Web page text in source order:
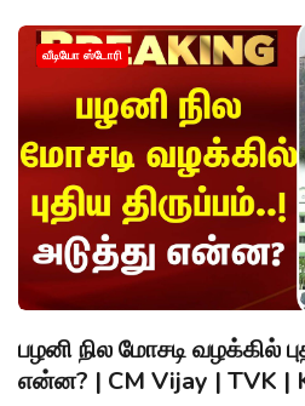
வீடியோ ஸ்டோரி
பழனி நில மோசடி வழக்கில்
என்ன? | CM Vijay | TVK |